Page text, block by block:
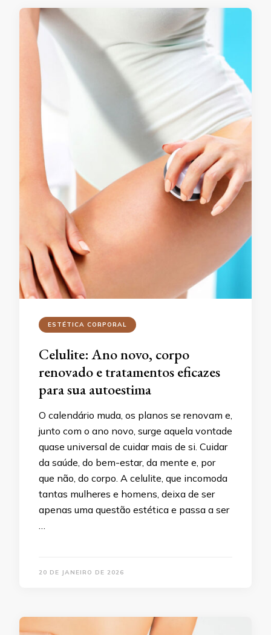
ESTÉTICA CORPORAL
Celulite: Ano novo, corpo
renovado e tratamentos eficazes
para sua autoestima
O calendário muda, os planos se renovam e,
junto com o ano novo, surge aquela vontade
quase universal de cuidar mais de si. Cuidar
da saúde, do bem-estar, da mente e, por
que não, do corpo. A celulite, que incomoda
tantas mulheres e homens, deixa de ser
apenas uma questão estética e passa a ser
…
20 DE JANEIRO DE 2026